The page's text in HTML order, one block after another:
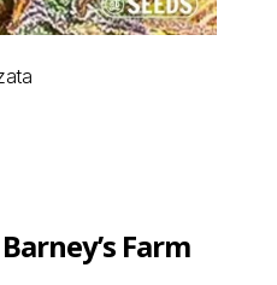
Farm